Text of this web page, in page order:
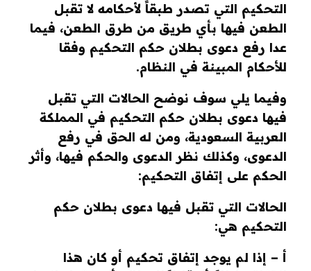
التحكيم التي تصدر طبقاً لأحكامه لا تقبل
الطعن فيها بأي طريق من طرق الطعن، فيما
عدا رفع دعوى بطلان حكم التحكيم وفقا
للأحكام المبينة في النظام.
وفيما يلي سوف نوضح الحالات التي تقبل
فيها دعوى بطلان حكم التحكيم في المملكة
العربية السعودية، ومن له الحق في رفع
الدعوى، وكذلك نظر الدعوى والحكم فيها، وأثر
الحكم على إتفاق التحكيم:
الحالات التي تقبل فيها دعوى بطلان حكم
التحكيم هي:
أ – إذا لم يوجد إتفاق تحكيم أو كان هذا